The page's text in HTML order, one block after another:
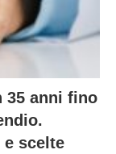
35 anni fino
e scelte